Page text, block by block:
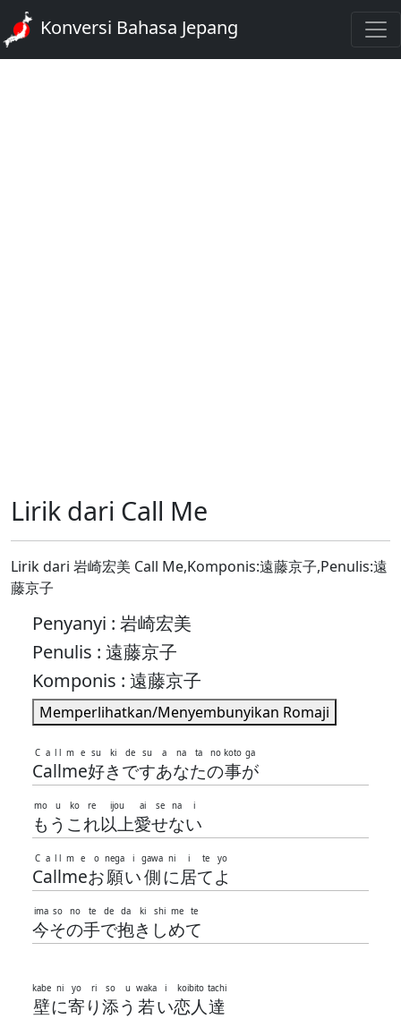
Konversi Bahasa Jepang
Lirik dari Call Me
Lirik dari 岩崎宏美 Call Me,Komponis:遠藤京子,Penulis:遠
藤京子
Penyanyi : 岩崎宏美
Penulis : 遠藤京子
Komponis : 遠藤京子
Memperlihatkan/Menyembunyikan Romaji
C
C
a
a
l
l
l
l
m
m
e
e
好
su
き
ki
で
de
す
su
あ
a
な
na
た
ta
の
no
事
koto
が
ga
も
mo
う
u
こ
ko
れ
re
以上
ijou
愛
ai
せ
se
な
na
い
i
C
C
a
a
l
l
l
l
m
m
e
e
お
o
願
nega
い
i
側
gawa
に
ni
居
i
て
te
よ
yo
今
ima
そ
so
の
no
手
te
で
de
抱
da
き
ki
し
shi
め
me
て
te
壁
kabe
に
ni
寄
yo
り
ri
添
so
う
u
若
waka
い
i
恋人
koibito
達
tachi